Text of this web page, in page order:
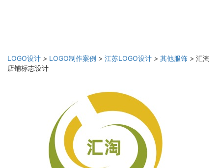
LOGO设计 > LOGO制作案例 > 江苏LOGO设计 > 其他服饰 > 汇淘
店铺标志设计